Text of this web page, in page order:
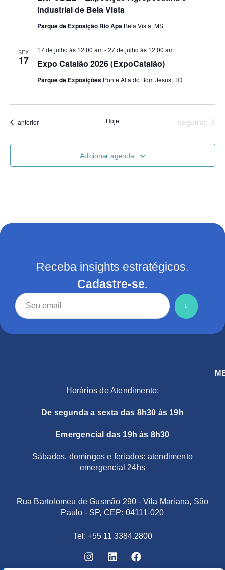
Industrial de Bela Vista
Parque de Exposição Rio Apa Bela Vista, MS
SEX
17 Expo Catalão 2026 (ExpoCatalão)
17 de julho às 12:00 am-27 de julho às 12:00 am
Parque de Exposições Ponte Alta do Bom Jesus, TO
Eventos
anterior Hoje Eventos
seguinte
Adicionar agenda
Receba insights estratégicos.
Cadastre-se.
Horários de Atendimento:
De segunda a sexta das 8h30 às 19h
Emergencial das 19h às 8h30
Sábados, domingos e feriados: atendimento
emergencial 24hs
Rua Bartolomeu de Gusmão 290 - Vila Mariana, São
Paulo - SP, CEP: 04111-020
Tel: +55 11 3384.2800